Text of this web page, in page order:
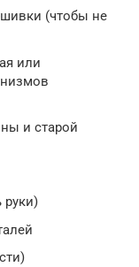
(чтобы не
или
и старой
руки)